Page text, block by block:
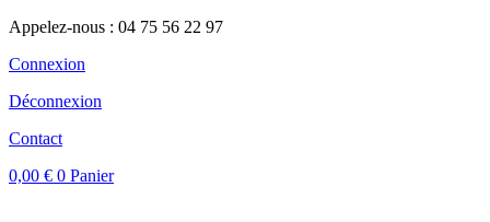
Appelez-nous : 04 75 56 22 97
Connexion
Déconnexion
Contact
0,00 € 0 Panier